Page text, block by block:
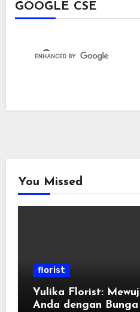
GOOGLE CSE
You Missed
florist
Yulika Florist:
Anda dengan